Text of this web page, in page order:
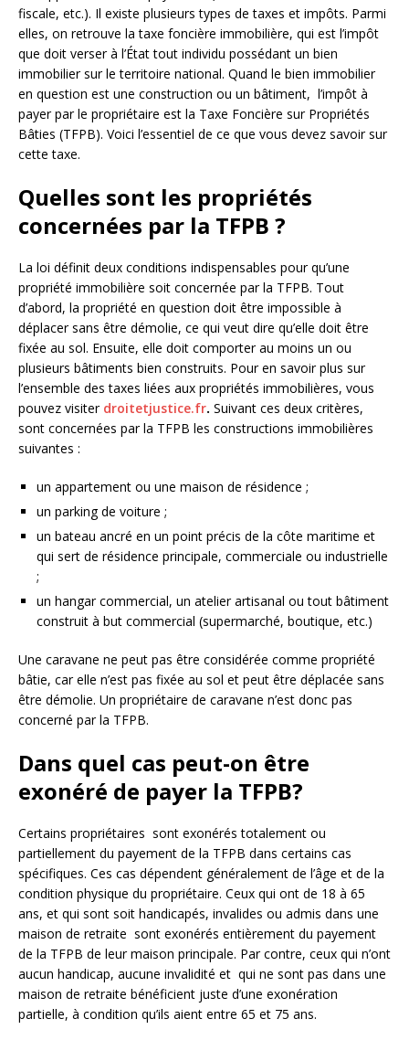
fiscale, etc.). Il existe plusieurs types de taxes et impôts. Parmi
elles, on retrouve la taxe foncière immobilière, qui est l’impôt
que doit verser à l’État tout individu possédant un bien
immobilier sur le territoire national. Quand le bien immobilier
en question est une construction ou un bâtiment, l’impôt à
payer par le propriétaire est la Taxe Foncière sur Propriétés
Bâties (TFPB). Voici l’essentiel de ce que vous devez savoir sur
cette taxe.
Quelles sont les propriétés
concernées par la TFPB ?
La loi définit deux conditions indispensables pour qu’une
propriété immobilière soit concernée par la TFPB. Tout
d’abord, la propriété en question doit être impossible à
déplacer sans être démolie, ce qui veut dire qu’elle doit être
fixée au sol. Ensuite, elle doit comporter au moins un ou
plusieurs bâtiments bien construits. Pour en savoir plus sur
l’ensemble des taxes liées aux propriétés immobilières, vous
pouvez visiter droitetjustice.fr. Suivant ces deux critères,
sont concernées par la TFPB les constructions immobilières
suivantes :
un appartement ou une maison de résidence ;
un parking de voiture ;
un bateau ancré en un point précis de la côte maritime et
qui sert de résidence principale, commerciale ou industrielle
;
un hangar commercial, un atelier artisanal ou tout bâtiment
construit à but commercial (supermarché, boutique, etc.)
Une caravane ne peut pas être considérée comme propriété
bâtie, car elle n’est pas fixée au sol et peut être déplacée sans
être démolie. Un propriétaire de caravane n’est donc pas
concerné par la TFPB.
Dans quel cas peut-on être
exonéré de payer la TFPB?
Certains propriétaires sont exonérés totalement ou
partiellement du payement de la TFPB dans certains cas
spécifiques. Ces cas dépendent généralement de l’âge et de la
condition physique du propriétaire. Ceux qui ont de 18 à 65
ans, et qui sont soit handicapés, invalides ou admis dans une
maison de retraite sont exonérés entièrement du payement
de la TFPB de leur maison principale. Par contre, ceux qui n’ont
aucun handicap, aucune invalidité et qui ne sont pas dans une
maison de retraite bénéficient juste d’une exonération
partielle, à condition qu’ils aient entre 65 et 75 ans.